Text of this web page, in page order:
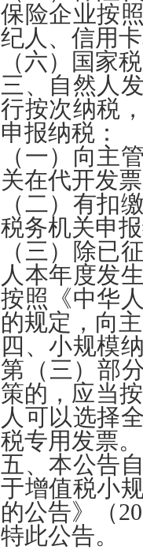
保险企业按
纪人、信用
（六）国家
三、自然人
行按次纳税
申报纳税：
（一）向主
关在代开发
（二）有扣
税务机关申
（三）除已
人本年度发
按照《中华
的规定，向
四、小规模
第（三）部
策的，应当
人可以选择
税专用发票。
五、本公告
于增值税小
的公告》（
特此公告。